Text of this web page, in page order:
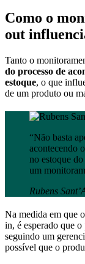
Como o
out
Tanto o
do processo de
estoque, o que
de um produto ou
“Não basta
acontecendo
no estoque
um
Rubens
Na medida em que
in, é esperado que
seguindo um
possível que o